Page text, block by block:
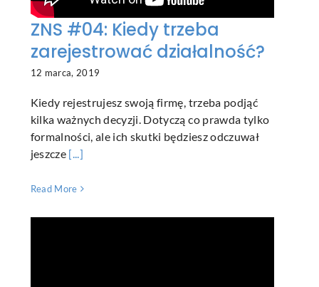
ZNS #04: Kiedy trzeba
zarejestrować działalność?
12 marca, 2019
Kiedy rejestrujesz swoją firmę, trzeba podjąć
kilka ważnych decyzji. Dotyczą co prawda tylko
formalności, ale ich skutki będziesz odczuwał
jeszcze [...]
Read More